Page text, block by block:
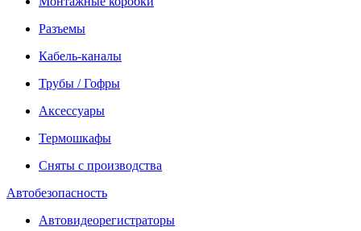
Разъемы
Кабель-каналы
Трубы / Гофры
Аксессуары
Термошкафы
Сняты с производства
Автобезопасность
Автовидеорегистраторы